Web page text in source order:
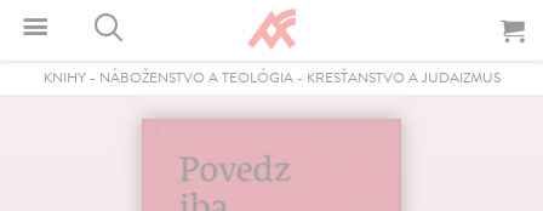
KNIHY- NÁBOŽENSTVO A TEOLÓGIA- KRESŤANSTVO A JUDAIZMUS